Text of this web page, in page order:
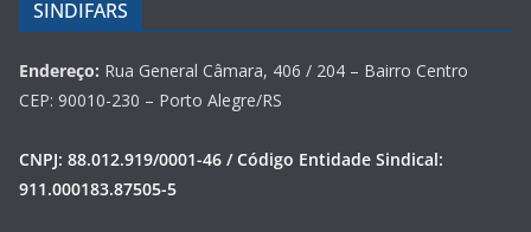
SINDIFARS
Endereço: Rua General Câmara, 406 / 204 – Bairro Centro
CEP: 90010-230 – Porto Alegre/RS
CNPJ: 88.012.919/0001-46 / Código Entidade Sindical:
911.000183.87505-5